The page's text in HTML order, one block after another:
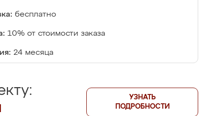
бесплатно
10% от стоимости заказа
24 месяца
УЗНАТЬ
ПОДРОБНОСТИ